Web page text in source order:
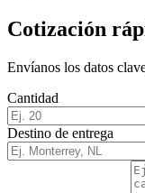
Cotización
Envíanos los datos
Cantidad
Destino de entrega